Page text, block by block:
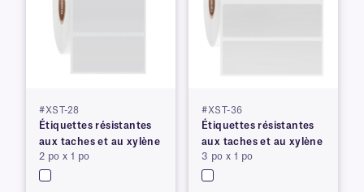
#XST-28
Étiquettes résistantes
aux taches et au xylène
2 po x 1 po
#XST-36
Étiquettes résistantes
aux taches et au xylène
3 po x 1 po